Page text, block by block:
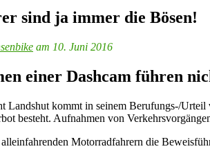
sind ja immer die Bösen!
am 10. Juni 2016
einer Dashcam führen
Landshut kommt in seinem Berufungs-/
besteht. Aufnahmen von
Motorradfahrern die